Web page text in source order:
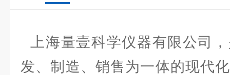
上海量壹科学仪器有限公司
发、制造、销售为一体的现代